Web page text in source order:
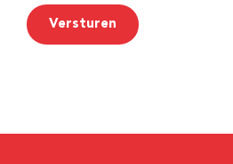
Versturen